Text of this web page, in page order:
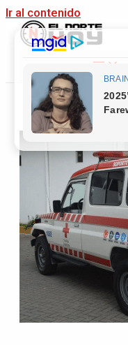
Ir al contenido
Main Menu